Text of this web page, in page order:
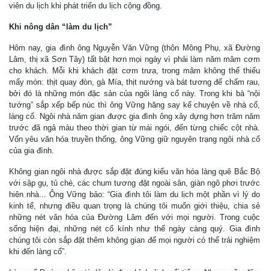
viên du lịch khi phát triển du lịch cộng đồng.
Khi nông dân “làm du lịch”
Hôm nay, gia đình ông Nguyễn Văn Vững (thôn Mông Phụ, xã Đường
Lâm, thị xã Sơn Tây) tất bật hơn mọi ngày vì phải làm năm mâm cơm
cho khách. Mỗi khi khách đặt cơm trưa, trong mâm không thể thiếu
mấy món: thịt quay đòn, gà Mía, thịt nướng và bát tương để chấm rau,
bởi đó là những món đặc sản của ngôi làng cổ này. Trong khi bà “nội
tướng” sắp xếp bếp núc thì ông Vững hăng say kể chuyện về nhà cổ,
làng cổ. Ngôi nhà năm gian được gia đình ông xây dựng hơn trăm năm
trước đã ngả màu theo thời gian từ mái ngói, đến từng chiếc cột nhà.
Vốn yêu văn hóa truyền thống, ông Vững giữ nguyên trạng ngôi nhà cổ
của gia đình.
Không gian ngôi nhà được sắp đặt đúng kiểu văn hóa làng quê Bắc Bộ
với sập gụ, tủ chè, các chum tương đặt ngoài sân, giàn ngô phơi trước
hiên nhà... Ông Vững bảo: “Gia đình tôi làm du lịch một phần vì lý do
kinh tế, nhưng điều quan trọng là chúng tôi muốn giới thiệu, chia sẻ
những nét văn hóa của Đường Lâm đến với mọi người. Trong cuộc
sống hiện đại, những nét cổ kính như thế ngày càng quý. Gia đình
chúng tôi còn sắp đặt thêm không gian để mọi người có thể trải nghiệm
khi đến làng cổ”.